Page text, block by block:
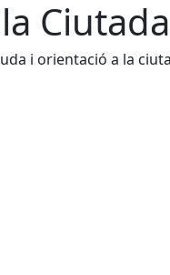
i orientació a la